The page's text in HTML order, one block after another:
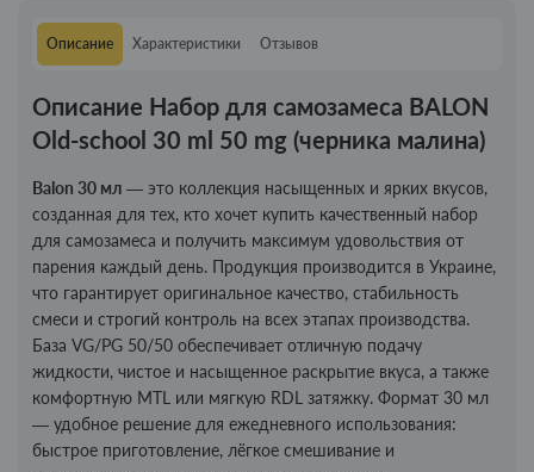
Описание Характеристики Отзывов
Описание Набор для самозамеса BALON
Old-school 30 ml 50 mg (черника малина)
Balon 30 мл — это коллекция насыщенных и ярких вкусов,
созданная для тех, кто хочет купить качественный набор
для самозамеса и получить максимум удовольствия от
парения каждый день. Продукция производится в Украине,
что гарантирует оригинальное качество, стабильность
смеси и строгий контроль на всех этапах производства.
База VG/PG 50/50 обеспечивает отличную подачу
жидкости, чистое и насыщенное раскрытие вкуса, а также
комфортную MTL или мягкую RDL затяжку. Формат 30 мл
— удобное решение для ежедневного использования:
быстрое приготовление, лёгкое смешивание и